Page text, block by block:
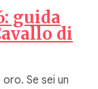
guida
di
Se sei un